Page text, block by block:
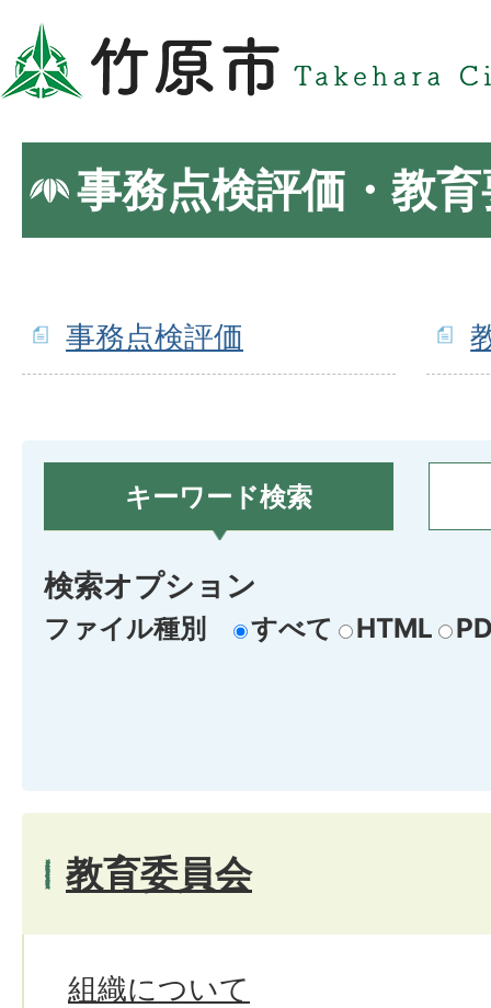
事務点検評価・教
事務点検評価
キーワード検索
検索オプション
ファイル種別 すべて HTML
教育委員会
組織について